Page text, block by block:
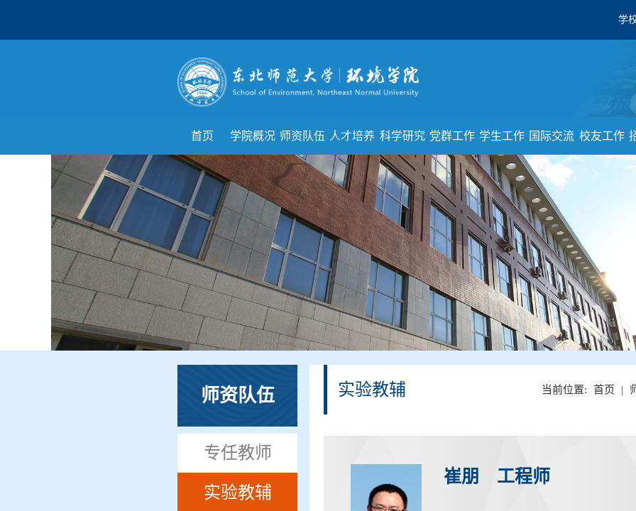
学
首页 学院概况 师资队伍 人才培养 科学研究 党群工作 学生工作 国际交流 校友工作
师资队伍
专任教师
实验教辅
实验教辅 当前位置: 首页 |
崔朋 工程师